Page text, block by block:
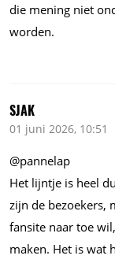
die mening niet
worden.
SJAK
01 juni 2026, 10:51
@pannelap
Het lijntje is heel
zijn de bezoekers,
fansite naar toe
maken. Het is wat